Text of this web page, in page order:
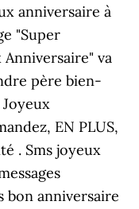
anniversaire à
"Super
Anniversaire" va
père bien-
EN PLUS,
. Sms joyeux
bon anniversaire